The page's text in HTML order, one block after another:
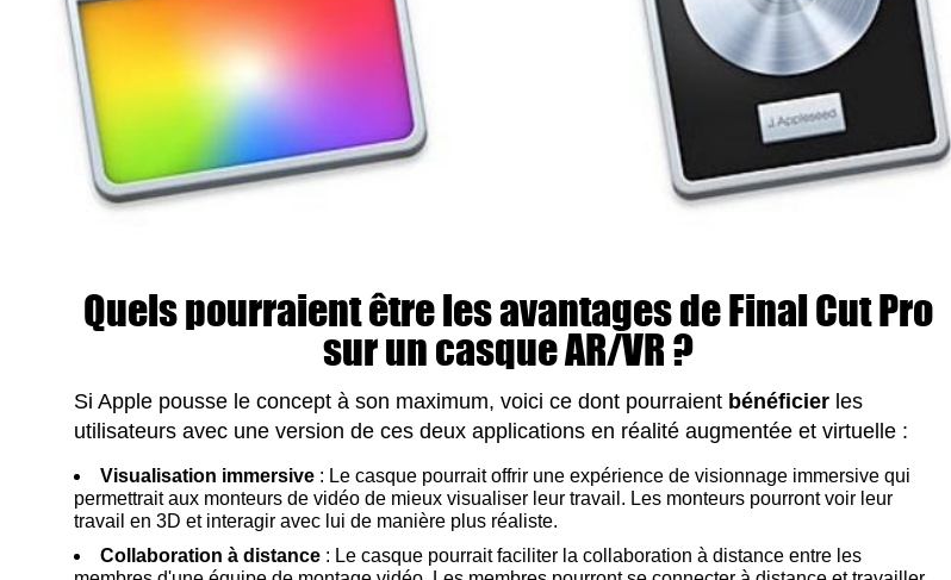
Quels pourraient être les avantages de Final Cut Pro
sur un casque AR/VR ?
Si Apple pousse le concept à son maximum, voici ce dont pourraient bénéficier les
utilisateurs avec une version de ces deux applications en réalité augmentée et virtuelle :
Visualisation immersive : Le casque pourrait offrir une expérience de visionnage immersive qui
permettrait aux monteurs de vidéo de mieux visualiser leur travail. Les monteurs pourront voir leur
travail en 3D et interagir avec lui de manière plus réaliste.
Collaboration à distance : Le casque pourrait faciliter la collaboration à distance entre les